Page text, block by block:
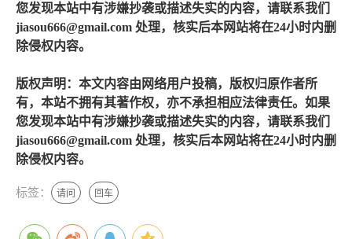
您发现本站中有涉嫌抄袭或描述失实的内容，请联系我们
jiasou666@gmail.com 处理，核实后本网站将在24小时内删
除侵权内容。
版权声明：本文内容由网络用户投稿，版权归原作者所
有，本站不拥有其著作权，亦不承担相应法律责任。如果
您发现本站中有涉嫌抄袭或描述失实的内容，请联系我们
jiasou666@gmail.com 处理，核实后本网站将在24小时内删
除侵权内容。
标签： 请问 回车